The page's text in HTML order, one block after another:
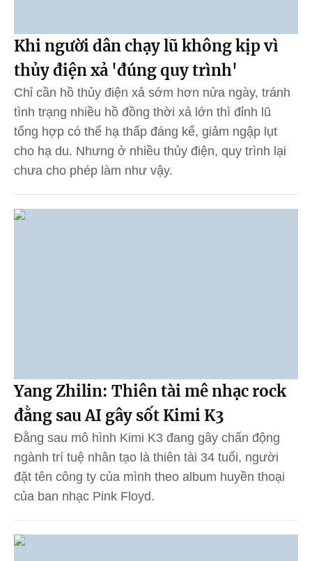
Khi người dân chạy lũ không kịp vì
thủy điện xả 'đúng quy trình'
Chỉ cần hồ thủy điện xả sớm hơn nửa ngày, tránh
tình trạng nhiều hồ đồng thời xả lớn thì đỉnh lũ
tổng hợp có thể hạ thấp đáng kể, giảm ngập lụt
cho hạ du. Nhưng ở nhiều thủy điện, quy trình lại
chưa cho phép làm như vậy.
Yang Zhilin: Thiên tài mê nhạc rock
đằng sau AI gây sốt Kimi K3
Đằng sau mô hình Kimi K3 đang gây chấn động
ngành trí tuệ nhân tạo là thiên tài 34 tuổi, người
đặt tên công ty của mình theo album huyền thoại
của ban nhạc Pink Floyd.